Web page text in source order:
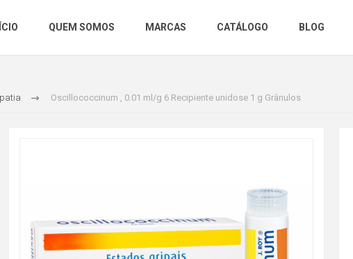
QUEM SOMOS MARCAS CATÁLOGO BLOG
Oscillococcinum , 0.01 ml/g 6 Recipiente unidose 1 g Grânulos